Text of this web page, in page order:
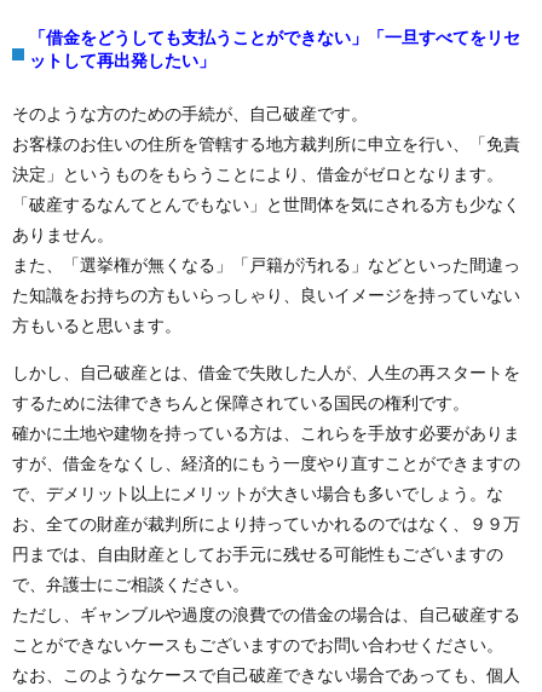
「借金をどうしても支払うことができない」「一旦すべてをリセ
ットして再出発したい」
そのような方のための手続が、自己破産です。
お客様のお住いの住所を管轄する地方裁判所に申立を行い、「免責
決定」というものをもらうことにより、借金がゼロとなります。
「破産するなんてとんでもない」と世間体を気にされる方も少なく
ありません。
また、「選挙権が無くなる」「戸籍が汚れる」などといった間違っ
た知識をお持ちの方もいらっしゃり、良いイメージを持っていない
方もいると思います。
しかし、自己破産とは、借金で失敗した人が、人生の再スタートを
するために法律できちんと保障されている国民の権利です。
確かに土地や建物を持っている方は、これらを手放す必要がありま
すが、借金をなくし、経済的にもう一度やり直すことができますの
で、デメリット以上にメリットが大きい場合も多いでしょう。な
お、全ての財産が裁判所により持っていかれるのではなく、９９万
円までは、自由財産としてお手元に残せる可能性もございますの
で、弁護士にご相談ください。
ただし、ギャンブルや過度の浪費での借金の場合は、自己破産する
ことができないケースもございますのでお問い合わせください。
なお、このようなケースで自己破産できない場合であっても、個人